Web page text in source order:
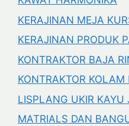
KERAJINAN MEJA
KERAJINAN PRODUK
KONTRAKTOR BAJA
KONTRAKTOR KOLAM
LISPLANG UKIR KAYU
MATRIALS DAN